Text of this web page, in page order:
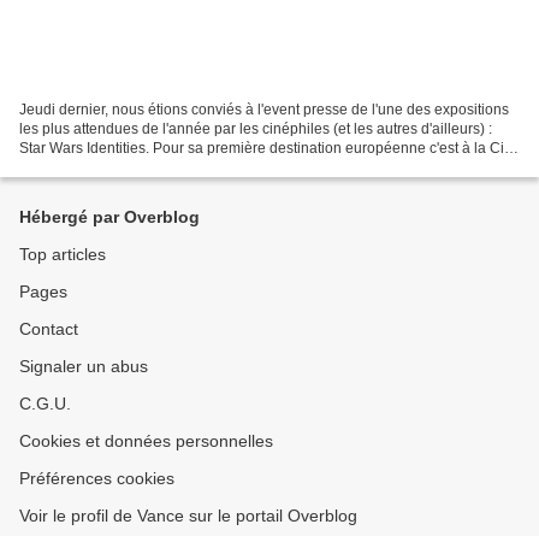
Jeudi dernier, nous étions conviés à l'event presse de l'une des expositions
les plus attendues de l'année par les cinéphiles (et les autres d'ailleurs) :
Star Wars Identities. Pour sa première destination européenne c'est à la Cité
Hébergé par Overblog
Top articles
Pages
Contact
Signaler un abus
C.G.U.
Cookies et données personnelles
Préférences cookies
Voir le profil de Vance sur le portail Overblog